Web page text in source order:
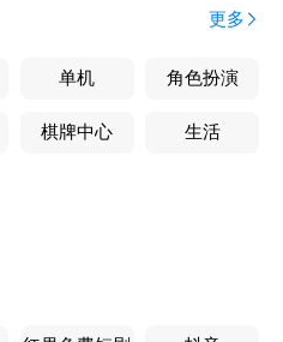
更多
单机 角色扮演
棋牌中心 生活